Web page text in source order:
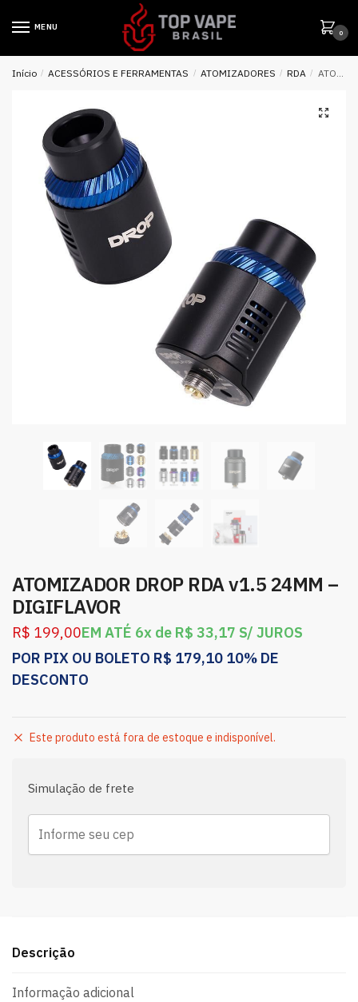
MENU
0
Início / ACESSÓRIOS E FERRAMENTAS / ATOMIZADORES / RDA / ATOMIZADOR DROP RDA v1.5 24MM – DIGIFLAVOR
ATOMIZADOR DROP RDA v1.5 24MM –
DIGIFLAVOR
R$ 199,00EM ATÉ 6x de R$ 33,17 S/ JUROS
POR PIX OU BOLETO R$ 179,10 10% DE
DESCONTO
Este produto está fora de estoque e indisponível.
Simulação de frete
Descrição
Informação adicional